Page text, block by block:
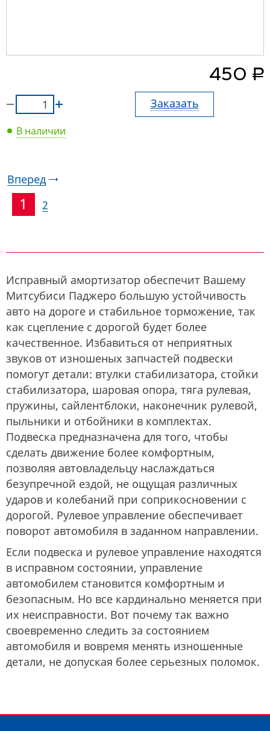
450 руб.
Заказать
В наличии
Вперед
1 2
Исправный амортизатор обеспечит Вашему
Митсубиси Паджеро большую устойчивость
авто на дороге и стабильное торможение, так
как сцепление с дорогой будет более
качественное. Избавиться от неприятных
звуков от изношеных запчастей подвески
помогут детали: втулки стабилизатора, стойки
стабилизатора, шаровая опора, тяга рулевая,
пружины, сайлентблоки, наконечник рулевой,
пыльники и отбойники в комплектах.
Подвеска предназначена для того, чтобы
сделать движение более комфортным,
позволяя автовладельцу наслаждаться
безупречной ездой, не ощущая различных
ударов и колебаний при соприкосновении с
дорогой. Рулевое управление обеспечивает
поворот автомобиля в заданном направлении.
Если подвеска и рулевое управление находятся
в исправном состоянии, управление
автомобилем становится комфортным и
безопасным. Но все кардинально меняется при
их неисправности. Вот почему так важно
своевременно следить за состоянием
автомобиля и вовремя менять изношенные
детали, не допуская более серьезных поломок.